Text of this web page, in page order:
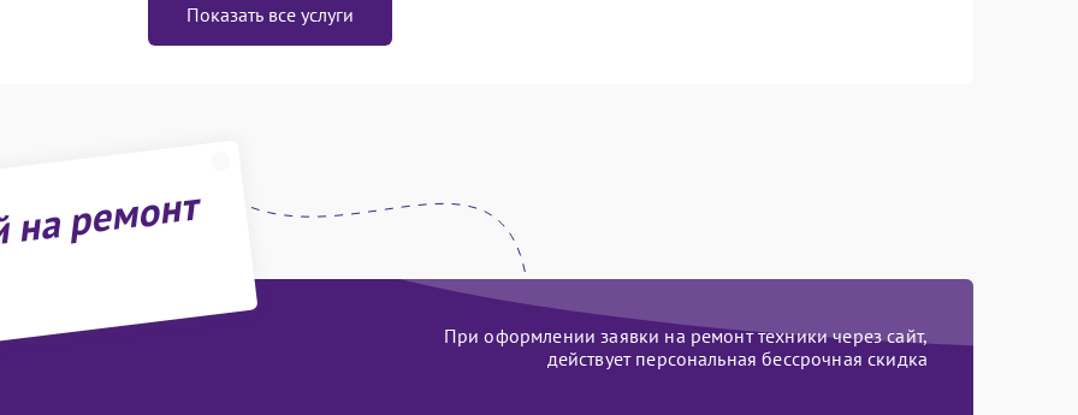
Показать все услуги
ремонт
При оформлении заявки на ремонт техники через сайт,
действует персональная бессрочная скидка